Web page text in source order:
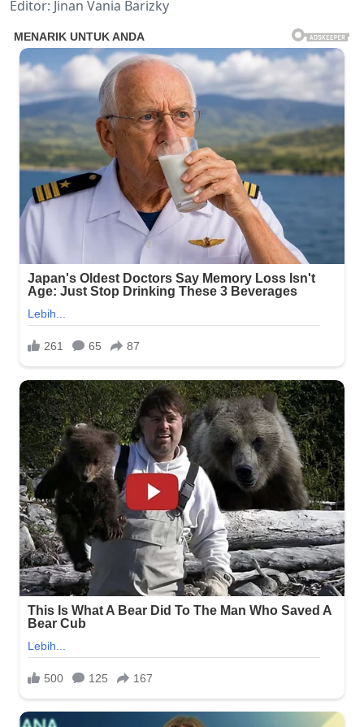
Editor: Jinan Vania Barizky